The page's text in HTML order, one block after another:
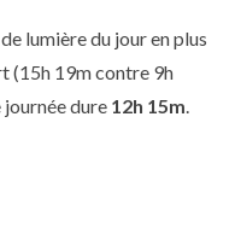
de lumière du jour en plus
(15h 19m contre 9h
journée dure 12h 15m.